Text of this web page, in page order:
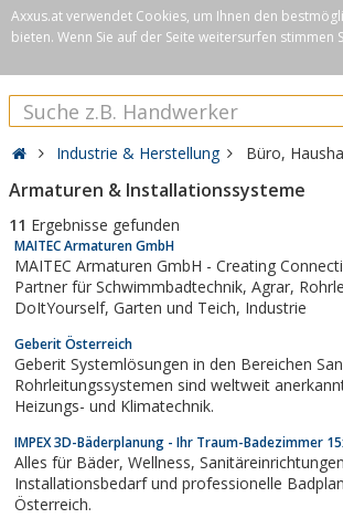
Axxus.at verwendet Cookies, um Ihnen den
bieten. Wenn Sie auf der Seite weitersurfen stimmen
Industrie & Herstellung Büro,
Armaturen & Installationssysteme
11 Ergebnisse gefunden
MAITEC Armaturen GmbH
MAITEC Armaturen GmbH - Creating
Partner für Schwimmbadtechnik, Agrar, Rohrleitungstechnik,
DoItYourself, Garten und Teich, Industrie
Geberit Österreich
Geberit Systemlösungen in den Bereichen
Rohrleitungssystemen sind weltweit
Heizungs- und Klimatechnik.
IMPEX 3D-Bäderplanung - Ihr Traum-Badezimmer
Alles für Bäder, Wellness, Sanitäreinrichtungen sowie
Installationsbedarf und professionelle
Österreich.